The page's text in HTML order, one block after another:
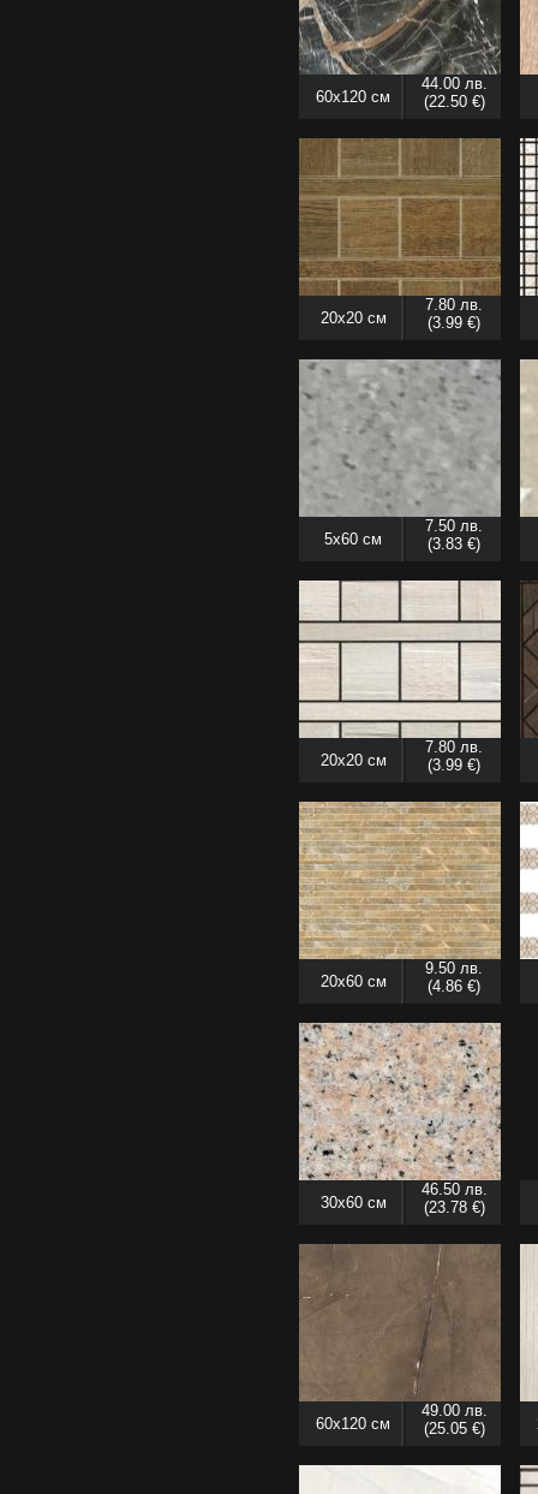
60x120 см
44.00 лв.
(22.50 €)
20x20 см
7.80 лв.
(3.99 €)
5x60 см
7.50 лв.
(3.83 €)
20x20 см
7.80 лв.
(3.99 €)
20x60 см
9.50 лв.
(4.86 €)
30x60 см
46.50 лв.
(23.78 €)
60x120 см
49.00 лв.
(25.05 €)